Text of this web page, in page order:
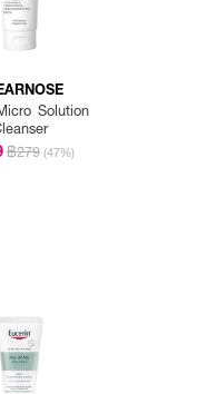
Solution
฿279 (47%)